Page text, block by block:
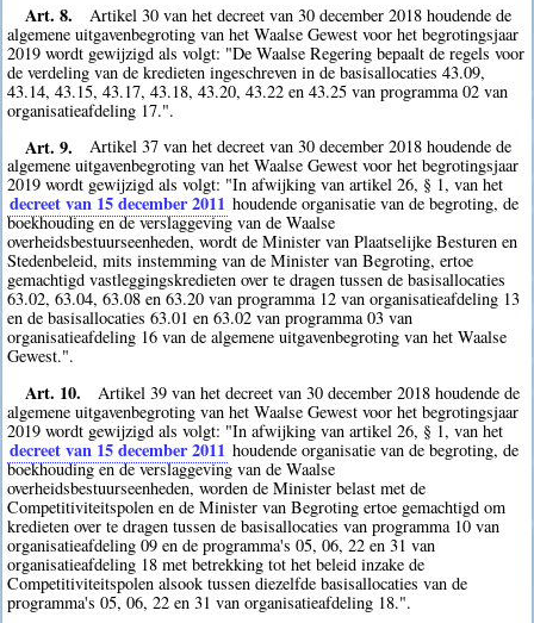
Art. 8.
Artikel 30 van het decreet van 30 december 2018 houdende de
algemene uitgavenbegroting van het Waalse Gewest voor het begrotingsjaar
2019 wordt gewijzigd als volgt: "De Waalse Regering bepaalt de regels voor
de verdeling van de kredieten ingeschreven in de basisallocaties 43.09,
43.14, 43.15, 43.17, 43.18, 43.20, 43.22 en 43.25 van programma 02 van
organisatieafdeling 17.".
Art. 9.
Artikel 37 van het decreet van 30 december 2018 houdende de
algemene uitgavenbegroting van het Waalse Gewest voor het begrotingsjaar
2019 wordt gewijzigd als volgt: "In afwijking van artikel 26, § 1, van het
decreet van 15 december 2011 houdende organisatie van de begroting, de
boekhouding en de verslaggeving van de Waalse
overheidsbestuurseenheden, wordt de Minister van Plaatselijke Besturen en
Stedenbeleid, mits instemming van de Minister van Begroting, ertoe
gemachtigd vastleggingskredieten over te dragen tussen de basisallocaties
63.02, 63.04, 63.08 en 63.20 van programma 12 van organisatieafdeling 13
en de basisallocaties 63.01 en 63.02 van programma 03 van
organisatieafdeling 16 van de algemene uitgavenbegroting van het Waalse
Gewest.".
Art. 10.
Artikel 39 van het decreet van 30 december 2018 houdende de
algemene uitgavenbegroting van het Waalse Gewest voor het begrotingsjaar
2019 wordt gewijzigd als volgt: "In afwijking van artikel 26, § 1, van het
decreet van 15 december 2011 houdende organisatie van de begroting, de
boekhouding en de verslaggeving van de Waalse
overheidsbestuurseenheden, worden de Minister belast met de
Competitiviteitspolen en de Minister van Begroting ertoe gemachtigd om
kredieten over te dragen tussen de basisallocaties van programma 10 van
organisatieafdeling 09 en de programma's 05, 06, 22 en 31 van
organisatieafdeling 18 met betrekking tot het beleid inzake de
Competitiviteitspolen alsook tussen diezelfde basisallocaties van de
programma's 05, 06, 22 en 31 van organisatieafdeling 18.".